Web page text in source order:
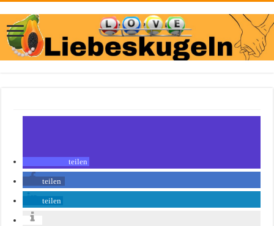
teilen
teilen
teilen